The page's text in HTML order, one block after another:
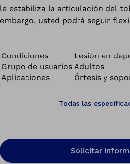
le estabiliza la articulación del
embargo, usted podrá seguir
Condiciones
Lesión en
Grupo de usuarios Adultos
Aplicaciones
Órtesis y
Todas las
Solicitar